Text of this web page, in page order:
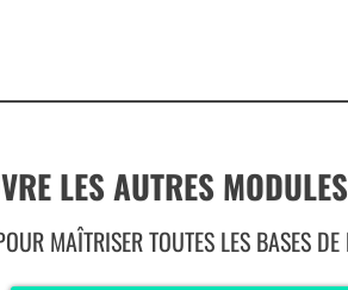
LES AUTRES
MAÎTRISER TOUTES LES BASES